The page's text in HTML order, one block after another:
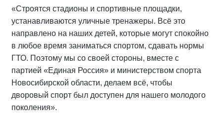
«Строятся стадионы и спортивные площадки,
устанавливаются уличные тренажеры. Всё это
направлено на наших детей, которые могут спокойно
в любое время заниматься спортом, сдавать нормы
ГТО. Поэтому мы со своей стороны, вместе с
партией «Единая Россия» и министерством спорта
Новосибирской области, делаем всё, чтобы
дворовый спорт был доступен для нашего молодого
поколения».